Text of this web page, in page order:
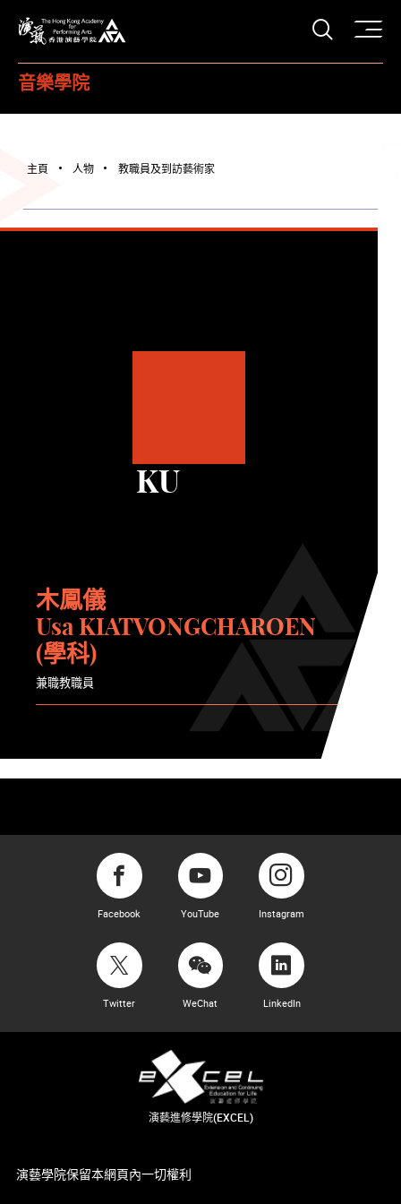
打開
音樂學院
主頁 人物 教職員及到訪藝術家
KU
木鳳儀
Usa KIATVONGCHAROEN
(學科)
兼職教職員
Facebook YouTube Instagram
Twitter WeChat LinkedIn
演藝進修學院(EXCEL)
演藝學院保留本網頁內一切權利